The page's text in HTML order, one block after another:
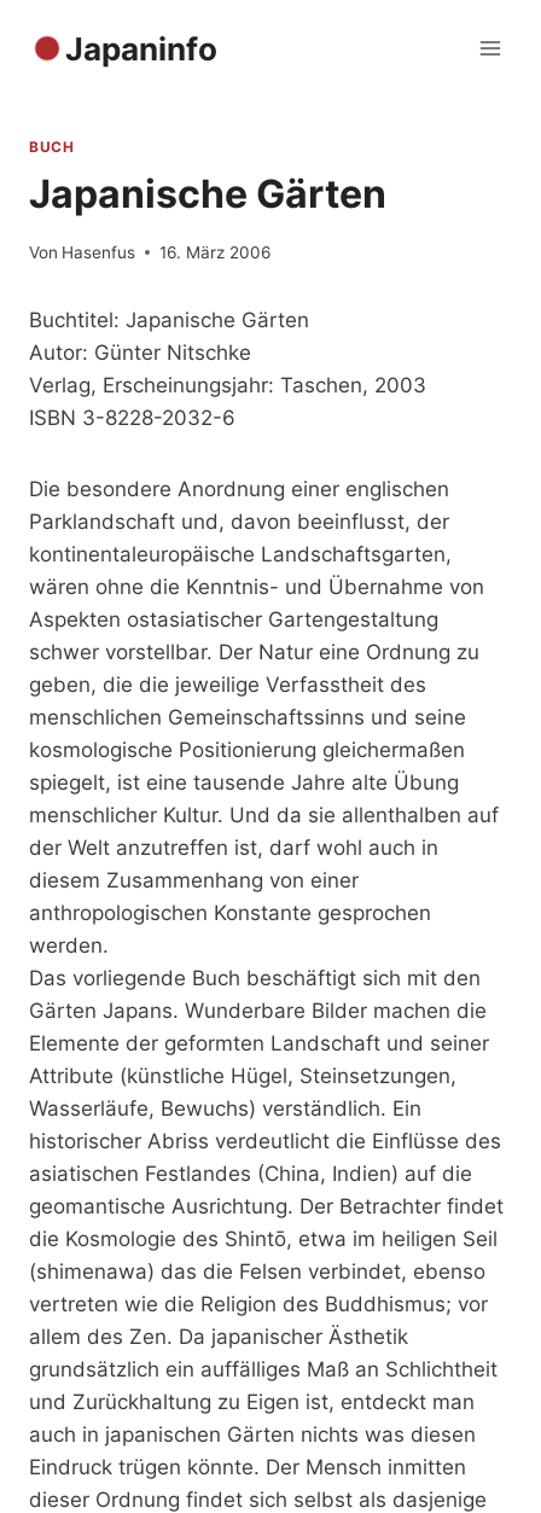
Inhalt
Japaninfo
BUCH
Japanische Gärten
Von Hasenfus 16. März 2006
Buchtitel: Japanische Gärten
Autor: Günter Nitschke
Verlag, Erscheinungsjahr: Taschen, 2003
ISBN 3-8228-2032-6
Die besondere Anordnung einer englischen
Parklandschaft und, davon beeinflusst, der
kontinentaleuropäische Landschaftsgarten,
wären ohne die Kenntnis- und Übernahme von
Aspekten ostasiatischer Gartengestaltung
schwer vorstellbar. Der Natur eine Ordnung zu
geben, die die jeweilige Verfasstheit des
menschlichen Gemeinschaftssinns und seine
kosmologische Positionierung gleichermaßen
spiegelt, ist eine tausende Jahre alte Übung
menschlicher Kultur. Und da sie allenthalben auf
der Welt anzutreffen ist, darf wohl auch in
diesem Zusammenhang von einer
anthropologischen Konstante gesprochen
werden.
Das vorliegende Buch beschäftigt sich mit den
Gärten Japans. Wunderbare Bilder machen die
Elemente der geformten Landschaft und seiner
Attribute (künstliche Hügel, Steinsetzungen,
Wasserläufe, Bewuchs) verständlich. Ein
historischer Abriss verdeutlicht die Einflüsse des
asiatischen Festlandes (China, Indien) auf die
geomantische Ausrichtung. Der Betrachter findet
die Kosmologie des Shintō, etwa im heiligen Seil
(shimenawa) das die Felsen verbindet, ebenso
vertreten wie die Religion des Buddhismus; vor
allem des Zen. Da japanischer Ästhetik
grundsätzlich ein auffälliges Maß an Schlichtheit
und Zurückhaltung zu Eigen ist, entdeckt man
auch in japanischen Gärten nichts was diesen
Eindruck trügen könnte. Der Mensch inmitten
dieser Ordnung findet sich selbst als dasjenige